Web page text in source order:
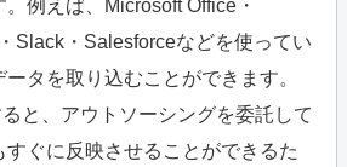
例えば、Microsoft Office・
Slack・Salesforceなどを使ってい
タを取り込むことができます。
と、アウトソーシングを委託して
ぐに反映させることができるた